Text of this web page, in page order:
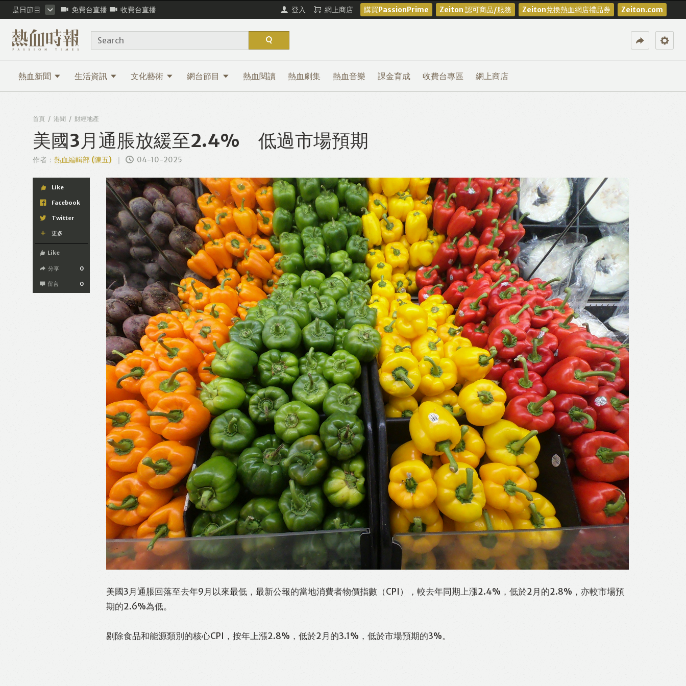
Like Facebook Twitter Line WhatsApp Email Print
是日節目 免費台直播 收費台直播 登入 網上商店 購買PassionPrime Zeiton 認可商品/服務 Zeiton兌換熱血網店禮品券 Zeiton.com
熱血新聞 生活資訊 文化藝術 網台節目 熱血閱讀 熱血劇集 熱血音樂 課金育成 收費台專區 網上商店
Search
首頁 港聞 財經地產
美國3月通脹放緩至2.4% 低過市場預期
作者： 熱血編輯部 (陳五) 04-10-2025
Like
Facebook
Twitter
更多
Like
分享 0
留言 0
美國3月通脹回落至去年9月以來最低，最新公報的當地消費者物價指數（CPI），較去年同期上漲2.4%，低於2月的2.8%，亦較市場預
期的2.6%為低。
剔除食品和能源類別的核心CPI，按年上漲2.8%，低於2月的3.1%，低於市場預期的3%。